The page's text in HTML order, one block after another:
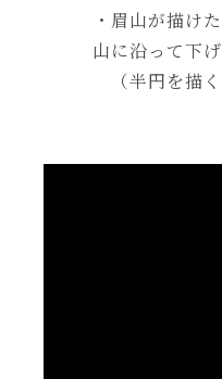
・眉山が描け
山に沿って下げ
（半円を描く